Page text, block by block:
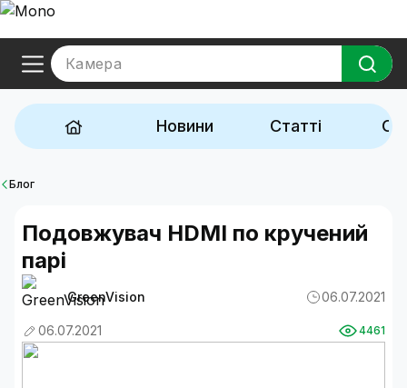
Камера
Новини Статті
Блог
Подовжувач HDMI по кручений
парі
GreenVision 06.07.2021
06.07.2021 4461